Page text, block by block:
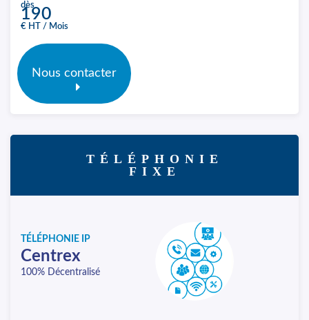
dès
190
€ HT / Mois
Nous contacter
TÉLÉPHONIE
FIXE
TÉLÉPHONIE IP
Centrex
100% Décentralisé